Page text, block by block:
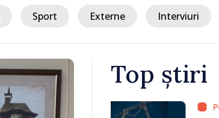
Sport Externe Interviuri
Top știri
/ Acum 3 ore